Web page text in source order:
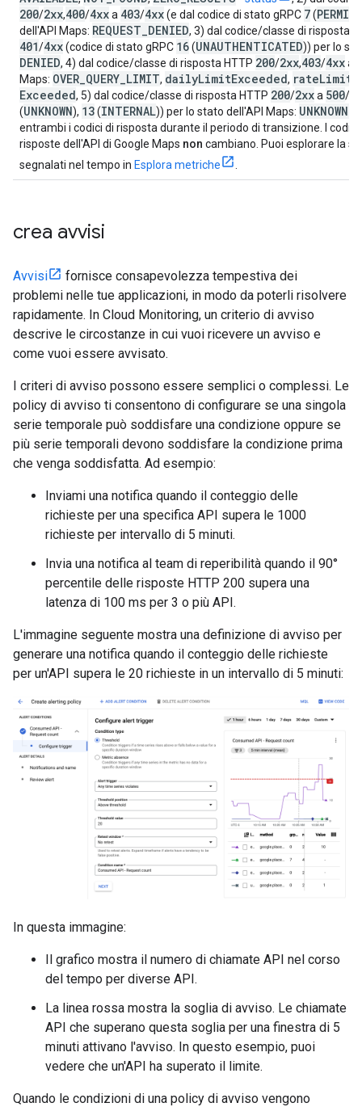
200/2xx,400/4xxa 403/4xx(e dal codice di stato gRPC 7(
dell'API Maps: REQUEST DENIED, 3) dal codice/classe di risposta
401/4xx(codice di stato gRPC 16(UNAUTHENTICATED)) per lo
DENIED, 4) dal codice/classe di risposta HTTP 200/2xx,403/4xxa
Maps: OVER QUERY LIMIT, dailyLimitExceeded, rateLimit
Exceeded, 5) dal codice/classe di risposta HTTP 200/2xxa 500/
(UNKNOWN), 13(INTERNAL)) per lo stato dell'API Maps: UNKNOWN
entrambi i codici di risposta durante il periodo di transizione. I
risposte dell'API di Google Maps non cambiano. Puoi esplorare la
segnalati nel tempo in Esplora metriche
crea avvisi
Avvisi
fornisce consapevolezza tempestiva dei
problemi nelle tue applicazioni, in modo da poterli risolvere
rapidamente. In Cloud Monitoring, un criterio di avviso
descrive le circostanze in cui vuoi ricevere un avviso e
come vuoi essere avvisato.
I criteri di avviso possono essere semplici o complessi. Le
policy di avviso ti consentono di configurare se una singola
serie temporale può soddisfare una condizione oppure se
più serie temporali devono soddisfare la condizione prima
che venga soddisfatta. Ad esempio:
Inviami una notifica quando il conteggio delle
richieste per una specifica API supera le 1000
richieste per intervallo di 5 minuti.
Invia una notifica al team di reperibilità quando il 90°
percentile delle risposte HTTP 200 supera una
latenza di 100 ms per 3 o più API.
L'immagine seguente mostra una definizione di avviso per
generare una notifica quando il conteggio delle richieste
per un'API supera le 20 richieste in un intervallo di 5 minuti:
In questa immagine:
Il grafico mostra il numero di chiamate API nel corso
del tempo per diverse API.
La linea rossa mostra la soglia di avviso. Le chiamate
API che superano questa soglia per una finestra di 5
minuti attivano l'avviso. In questo esempio, puoi
vedere che un'API ha superato il limite.
Quando le condizioni di una policy di avviso vengono